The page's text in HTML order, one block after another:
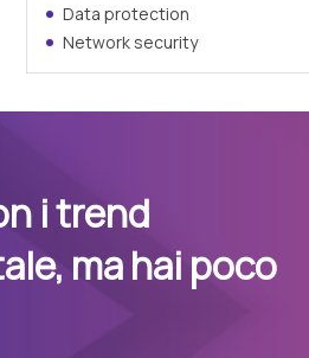
Data protection
Network security
i trend
ma hai poco